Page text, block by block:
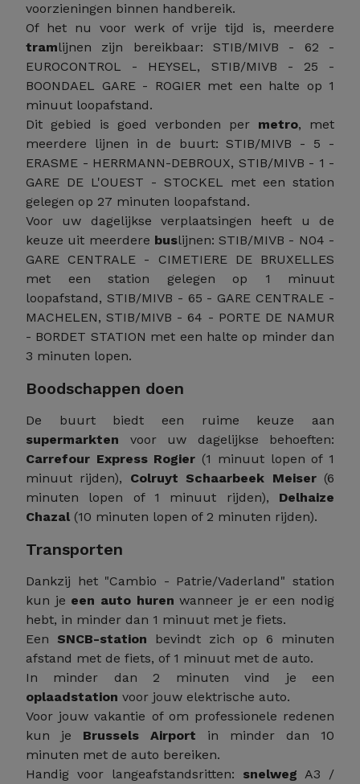
voorzieningen binnen handbereik.
Of het nu voor werk of vrije tijd is, meerdere
tramlijnen zijn bereikbaar: STIB/MIVB - 62 -
EUROCONTROL - HEYSEL, STIB/MIVB - 25 -
BOONDAEL GARE - ROGIER met een halte op 1
minuut loopafstand.
Dit gebied is goed verbonden per metro, met
meerdere lijnen in de buurt: STIB/MIVB - 5 -
ERASME - HERRMANN-DEBROUX, STIB/MIVB - 1 -
GARE DE L'OUEST - STOCKEL met een station
gelegen op 27 minuten loopafstand.
Voor uw dagelijkse verplaatsingen heeft u de
keuze uit meerdere buslijnen: STIB/MIVB - N04 -
GARE CENTRALE - CIMETIERE DE BRUXELLES
met een station gelegen op 1 minuut
loopafstand, STIB/MIVB - 65 - GARE CENTRALE -
MACHELEN, STIB/MIVB - 64 - PORTE DE NAMUR
- BORDET STATION met een halte op minder dan
3 minuten lopen.
Boodschappen doen
De buurt biedt een ruime keuze aan
supermarkten voor uw dagelijkse behoeften:
Carrefour Express Rogier (1 minuut lopen of 1
minuut rijden), Colruyt Schaarbeek Meiser(6
minuten lopen of 1 minuut rijden), Delhaize
Chazal(10 minuten lopen of 2 minuten rijden).
Transporten
Dankzij het "Cambio - Patrie/Vaderland" station
kun je een auto huren wanneer je er een nodig
hebt, in minder dan 1 minuut met je fiets.
Een SNCB-station bevindt zich op 6 minuten
afstand met de fiets, of 1 minuut met de auto.
In minder dan 2 minuten vind je een
oplaadstation voor jouw elektrische auto.
Voor jouw vakantie of om professionele redenen
kun je Brussels Airport in minder dan 10
minuten met de auto bereiken.
Handig voor langeafstandsritten: snelweg A3 /